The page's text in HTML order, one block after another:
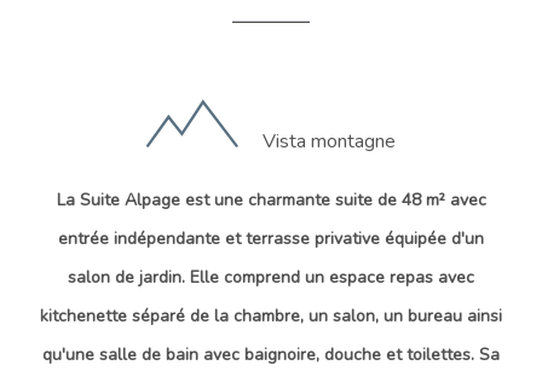
Vista montagne
La Suite Alpage est une charmante suite de 48 m² avec
entrée indépendante et terrasse privative équipée d'un
salon de jardin. Elle comprend un espace repas avec
kitchenette séparé de la chambre, un salon, un bureau ainsi
qu'une salle de bain avec baignoire, douche et toilettes. Sa